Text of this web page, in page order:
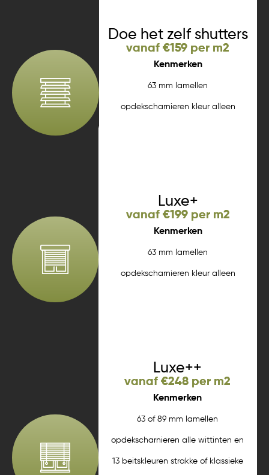
Doe het zelf shutters
vanaf €159 per m2
Kenmerken
63 mm lamellen
opdekscharnieren kleur alleen
Luxe+
vanaf €199 per m2
Kenmerken
63 mm lamellen
opdekscharnieren kleur alleen
Luxe++
vanaf €248 per m2
Kenmerken
63 of 89 mm lamellen
opdekscharnieren alle wittinten en
13 beitskleuren strakke of klassieke